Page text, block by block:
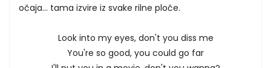
očaja... tama izvire iz svake rilne ploče.
Look into my eyes, don't you diss me
You're so good, you could go far